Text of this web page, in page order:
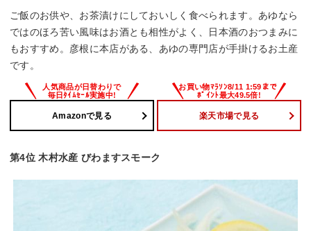
ご飯のお供や、お茶漬けにしておいしく食べられます。あゆなら
ではのほろ苦い風味はお酒とも相性がよく、日本酒のおつまみに
もおすすめ。彦根に本店がある、あゆの専門店が手掛けるお土産
です。
Amazonで見る 楽天市場で見る
第4位 木村水産 びわますスモーク